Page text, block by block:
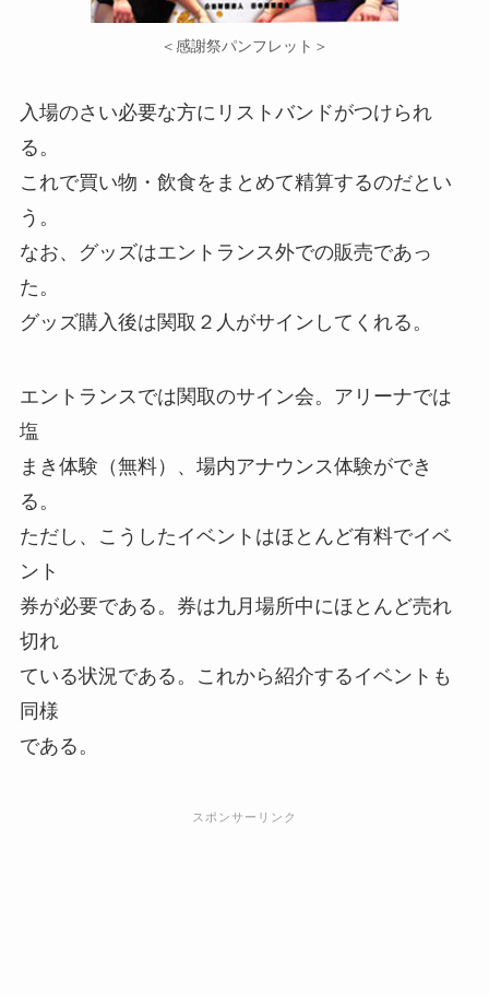
＜感謝祭パンフレット＞
入場のさい必要な方にリストバンドがつけられ
る。
これで買い物・飲食をまとめて精算するのだとい
う。
なお、グッズはエントランス外での販売であっ
た。
グッズ購入後は関取２人がサインしてくれる。
エントランスでは関取のサイン会。アリーナでは
塩
まき体験（無料）、場内アナウンス体験ができ
る。
ただし、こうしたイベントはほとんど有料でイベ
ント
券が必要である。券は九月場所中にほとんど売れ
切れ
ている状況である。これから紹介するイベントも
同様
である。
スポンサーリンク